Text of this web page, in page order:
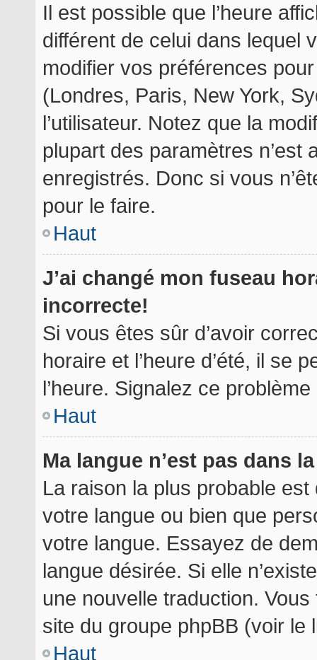
Il est possible que l’heure
différent de celui dans lequel
modifier vos préférences
(Londres, Paris, New York,
l’utilisateur. Notez que la
plupart des paramètres n’est
enregistrés. Donc si vous
pour le faire.
Haut
J’ai changé mon fuseau
incorrecte!
Si vous êtes sûr d’avoir
horaire et l’heure d’été, il se
l’heure. Signalez ce problème
Haut
Ma langue n’est pas dans
La raison la plus probable est
votre langue ou bien que
votre langue. Essayez de
langue désirée. Si elle
une nouvelle traduction.
site du groupe phpBB (voir le
Haut